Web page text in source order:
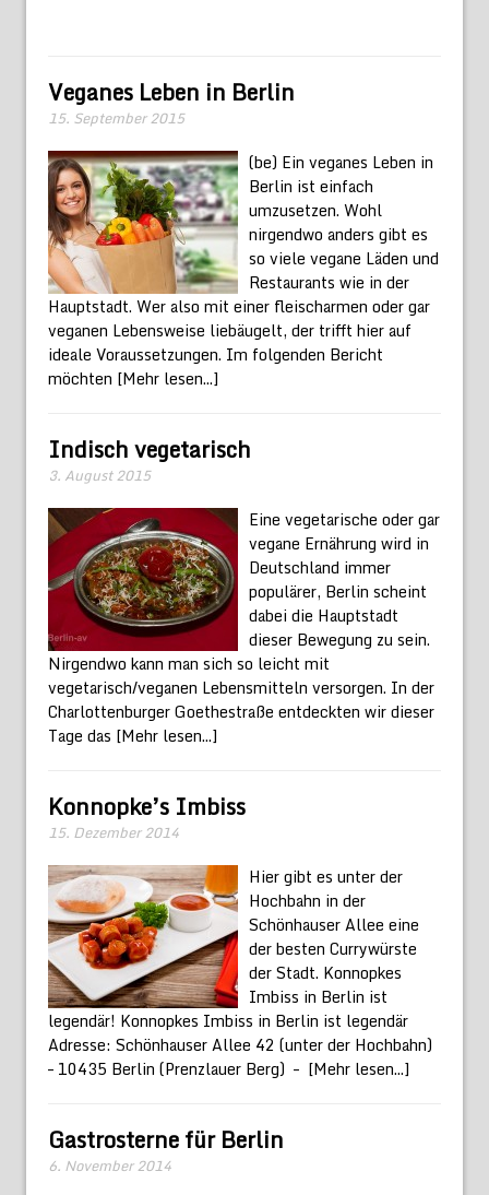
Veganes Leben in Berlin
15. September 2015
(be) Ein veganes Leben in
Berlin ist einfach
umzusetzen. Wohl
nirgendwo anders gibt es
so viele vegane Läden und
Restaurants wie in der
Hauptstadt. Wer also mit einer fleischarmen oder gar
veganen Lebensweise liebäugelt, der trifft hier auf
ideale Voraussetzungen. Im folgenden Bericht
möchten [Mehr lesen...]
Indisch vegetarisch
3. August 2015
Eine vegetarische oder gar
vegane Ernährung wird in
Deutschland immer
populärer, Berlin scheint
dabei die Hauptstadt
dieser Bewegung zu sein.
Nirgendwo kann man sich so leicht mit
vegetarisch/veganen Lebensmitteln versorgen. In der
Charlottenburger Goethestraße entdeckten wir dieser
Tage das [Mehr lesen...]
Konnopke’s Imbiss
15. Dezember 2014
Hier gibt es unter der
Hochbahn in der
Schönhauser Allee eine
der besten Currywürste
der Stadt. Konnopkes
Imbiss in Berlin ist
legendär! Konnopkes Imbiss in Berlin ist legendär
Adresse: Schönhauser Allee 42 (unter der Hochbahn)
– 10435 Berlin (Prenzlauer Berg) – [Mehr lesen...]
Gastrosterne für Berlin
6. November 2014